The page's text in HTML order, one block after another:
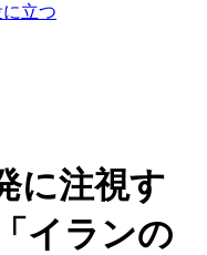
立つ
に注視す
イランの